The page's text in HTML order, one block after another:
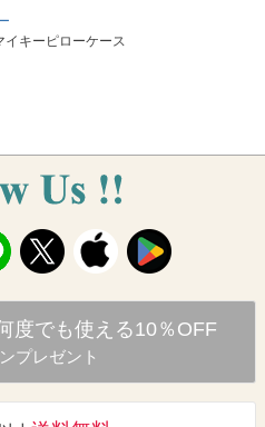
イキーピローケース
度でも使える10％OFF
プレゼント